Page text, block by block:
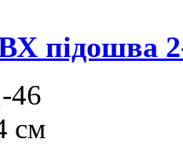
підошва
46
см